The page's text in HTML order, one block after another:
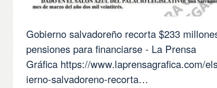
Gobierno salvadoreño recorta $233
pensiones para financiarse - La Prensa
Gráfica https://www.laprensagrafica.com/
ierno-salvadoreno-recorta…